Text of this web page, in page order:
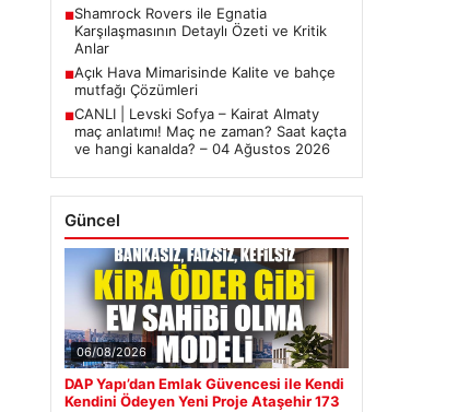
■Shamrock Rovers ile Egnatia
Karşılaşmasının Detaylı Özeti ve Kritik
Anlar
■Açık Hava Mimarisinde Kalite ve bahçe
mutfağı Çözümleri
■CANLI | Levski Sofya – Kairat Almaty
maç anlatımı! Maç ne zaman? Saat kaçta
ve hangi kanalda? – 04 Ağustos 2026
Güncel
06/08/2026
DAP Yapı’dan Emlak Güvencesi ile Kendi
Kendini Ödeyen Yeni Proje Ataşehir 173